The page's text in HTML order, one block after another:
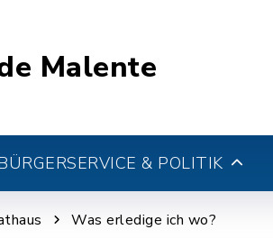
Malente
& POLITIK
Was erledige ich wo?